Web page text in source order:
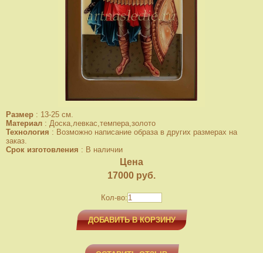
Размер : 13-25 см.
Материал : Доска,левкас,темпера,золото
Технология : Возможно написание образа в других размерах на
заказ.
Срок изготовления : В наличии
Цена
17000 руб.
Кол-во:
ДОБАВИТЬ В КОРЗИНУ